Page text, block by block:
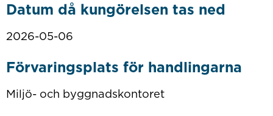
Datum då kungörelsen tas ned
2026-05-06
Förvaringsplats för handlingarna
Miljö- och byggnadskontoret